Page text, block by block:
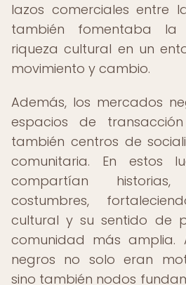
lazos comerciales entre
también fomentaba
riqueza cultural en un
movimiento y cambio.
Además, los mercados
espacios de
también centros de
comunitaria. En estos
compartían
costumbres,
cultural y su sentido de
comunidad más amplia.
negros no solo eran
sino también nodos